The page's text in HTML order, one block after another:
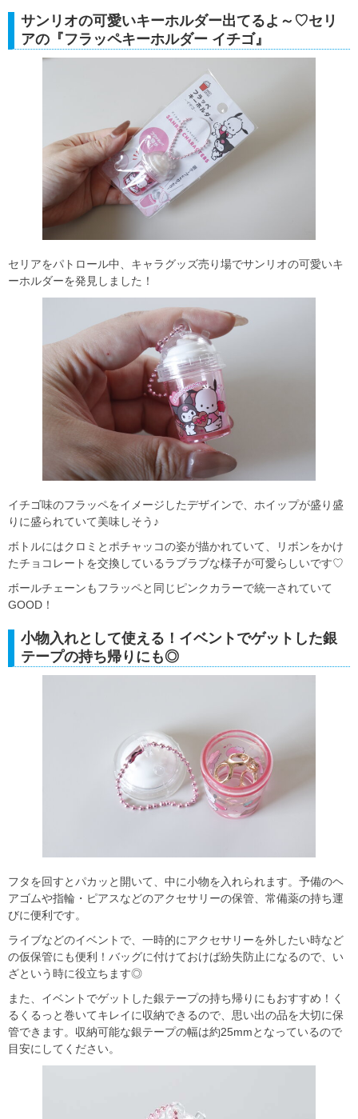
サンリオの可愛いキーホルダー出てるよ～♡セリ
アの『フラッペキーホルダー イチゴ』
セリアをパトロール中、キャラグッズ売り場でサンリオの可愛いキ
ーホルダーを発見しました！
イチゴ味のフラッペをイメージしたデザインで、ホイップが盛り盛
りに盛られていて美味しそう♪
ボトルにはクロミとポチャッコの姿が描かれていて、リボンをかけ
たチョコレートを交換しているラブラブな様子が可愛らしいです♡
ボールチェーンもフラッペと同じピンクカラーで統一されていて
GOOD！
小物入れとして使える！イベントでゲットした銀
テープの持ち帰りにも◎
フタを回すとパカッと開いて、中に小物を入れられます。予備のヘ
アゴムや指輪・ピアスなどのアクセサリーの保管、常備薬の持ち運
びに便利です。
ライブなどのイベントで、一時的にアクセサリーを外したい時など
の仮保管にも便利！バッグに付けておけば紛失防止になるので、い
ざという時に役立ちます◎
また、イベントでゲットした銀テープの持ち帰りにもおすすめ！く
るくるっと巻いてキレイに収納できるので、思い出の品を大切に保
管できます。収納可能な銀テープの幅は約25mmとなっているので
目安にしてください。